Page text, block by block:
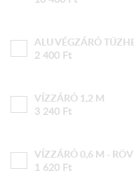
ALU VÉGZÁRÓ
2 400 Ft
VÍZZÁRÓ 1,2 M
3 240 Ft
VÍZZÁRÓ 0,6 M -
1 620 Ft